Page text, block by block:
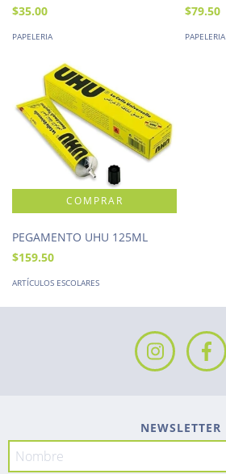
$35.00
PAPELERIA
$79.50
PAPELERIA
PEGAMENTO UHU 125ML
$159.50
ARTÍCULOS ESCOLARES
NEWSLETTER